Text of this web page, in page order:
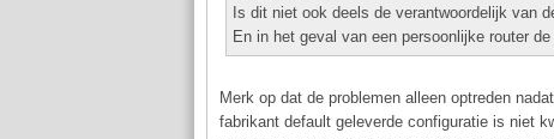
Is dit niet ook deels de verantwoordelijk van
En in het geval van een persoonlijke router
Merk op dat de problemen alleen optreden
fabrikant default geleverde configuratie is niet